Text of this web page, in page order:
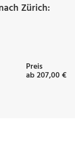
Zürich:
Preis
ab 207,00 €